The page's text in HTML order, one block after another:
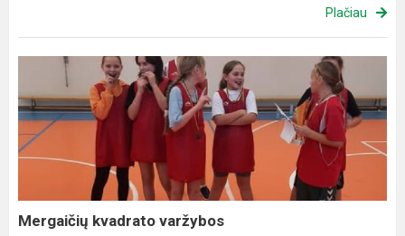
Plačiau
Mergaičių
kvadrato
varžybos
Mergaičių kvadrato varžybos